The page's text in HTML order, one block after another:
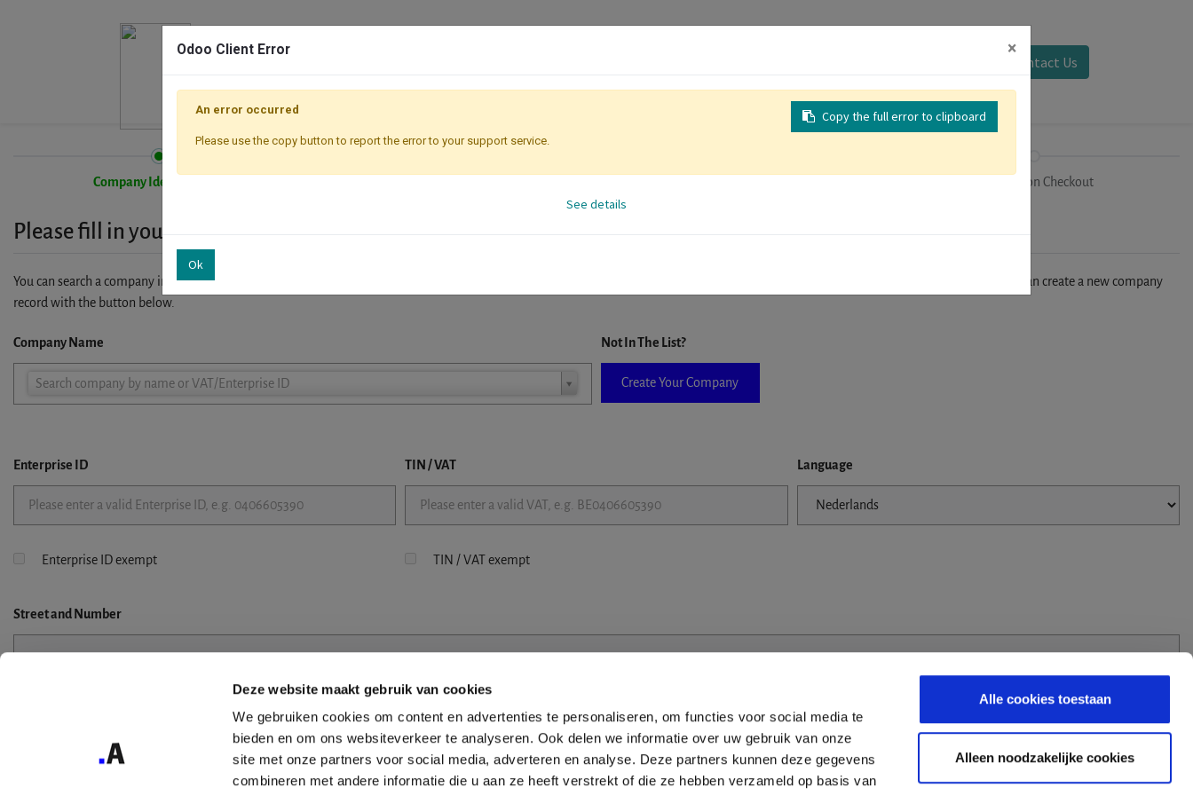
Deze website maakt gebruik van cookies
We gebruiken cookies om content en advertenties te personaliseren, om functies voor social media te
bieden en om ons websiteverkeer te analyseren. Ook delen we informatie over uw gebruik van onze
site met onze partners voor social media, adverteren en analyse. Deze partners kunnen deze gegevens
combineren met andere informatie die u aan ze heeft verstrekt of die ze hebben verzameld op basis van
Alle cookies toestaan
Alleen noodzakelijke cookies
Contact Us
Company Identification Registration Checkout
Please fill in your company details
You can search a company in our database by name, VAT or enterprise ID. When a company is selected it will auto-complete the form. If you don't find your company in our database, you can create a new company
record with the button below.
Company Name
Search company by name or VAT/Enterprise ID
Company
Not In The List?
Create Your Company
Enterprise ID TIN / VAT Language
Enterprise ID exempt TIN / VAT exempt
Streetand Number
Odoo Client Error ×
Copy the full error to clipboard
An error occurred
Please use the copy button to report the error to your support service.
See details
Ok